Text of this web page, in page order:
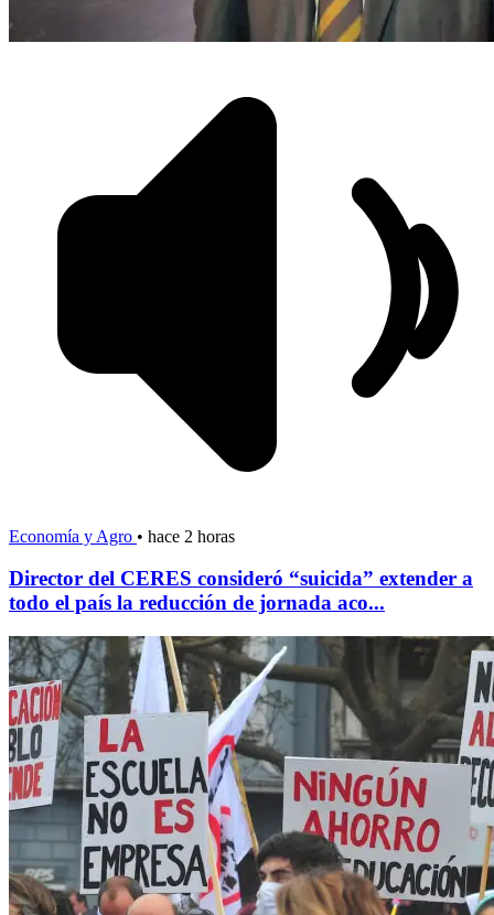
Economía y Agro • hace 2 horas
Director del CERES consideró “suicida” extender a
todo el país la reducción de jornada aco...